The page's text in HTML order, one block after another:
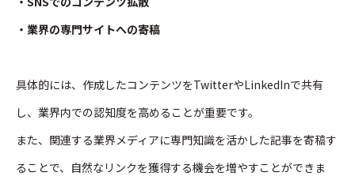
・業界の専門サイトへの寄稿
具体的には、作成したコンテンツをTwitterやLinkedInで共有
し、業界内での認知度を高めることが重要です。
また、関連する業界メディアに専門知識を活かした記事を寄稿す
ることで、自然なリンクを獲得する機会を増やすことができま